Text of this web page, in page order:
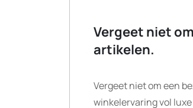
Vergeet niet
artikelen.
Vergeet niet om een
winkelervaring vol